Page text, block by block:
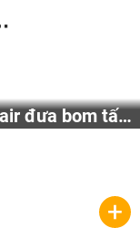
đưa bom tấn
ty game Nhật Bản
+